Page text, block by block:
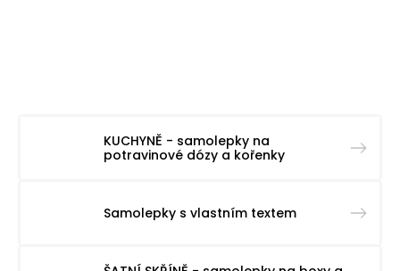
KUCHYNĚ - samolepky na
potravinové dózy a kořenky
Samolepky s vlastním textem